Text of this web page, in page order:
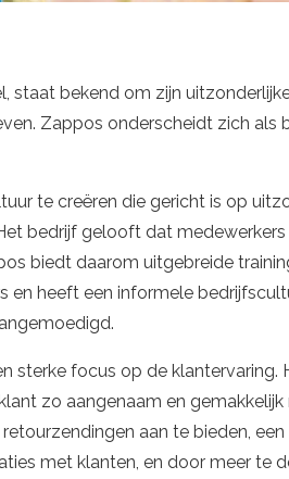
staat bekend om zijn
Zappos onderscheidt zich als
te creëren die gericht is op
bedrijf gelooft dat medewerkers
biedt daarom uitgebreide
heeft een informele
sterke focus op de klantervaring.
zo aangenaam en gemakkelijk
aan te bieden,
met klanten, en door meer te